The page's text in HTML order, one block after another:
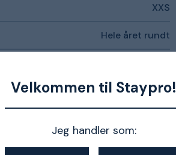
Velkommen til Staypro!
Jeg handler som:
XXS
Hele året rundt